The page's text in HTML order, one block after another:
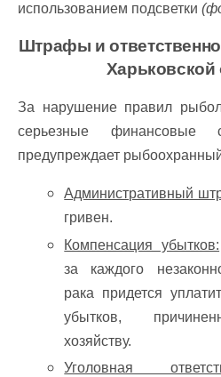
использованием подсветки
Штрафы и
Харьковской
За нарушение правил
серьезные финансовые
предупреждает
Административный
гривен.
Компенсация убытков:
за каждого
рака придется
убытков,
хозяйству.
Уголовная